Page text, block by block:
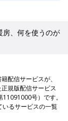
房、何を使うのが
配信サービスが、
規版配信サービス
号）です。
いるサービスの一覧